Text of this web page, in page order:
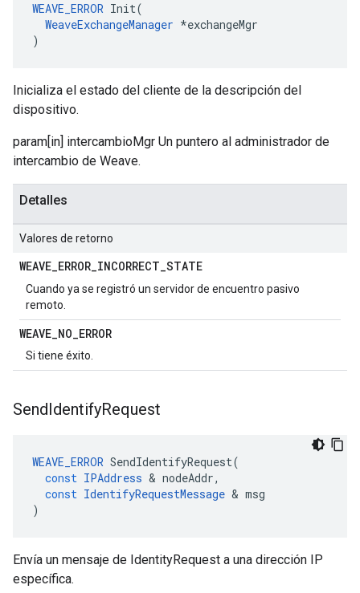
WEAVE_ERROR Init(
WeaveExchangeManager *exchangeMgr
)
Inicializa el estado del cliente de la descripción del
dispositivo.
param[in] intercambioMgr Un puntero al administrador de
intercambio de Weave.
Detalles
Valores de retorno
WEAVE_ERROR_INCORRECT_STATE
Cuando ya se registró un servidor de encuentro pasivo
remoto.
WEAVE_NO_ERROR
Si tiene éxito.
SendIdentifyRequest
WEAVE_ERROR SendIdentifyRequest(
const IPAddress & nodeAddr,
const IdentifyRequestMessage & msg
)
Envía un mensaje de IdentityRequest a una dirección IP
específica.